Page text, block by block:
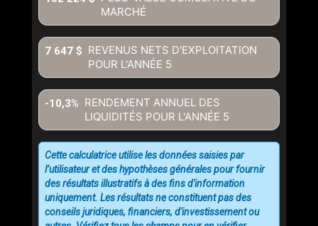
communiquer avec vous.
MARCHÉ
REVENUS NETS D'EXPLOITATION
POUR L'ANNÉE 5
7 647 $
RENDEMENT ANNUEL DES
LIQUIDITÉS POUR L'ANNÉE 5
-10,3%
Cette calculatrice utilise les données saisies par
l’utilisateur et des hypothèses générales pour fournir
des résultats illustratifs à des fins d'information
uniquement. Les résultats ne constituent pas des
conseils juridiques, financiers, d'investissement ou